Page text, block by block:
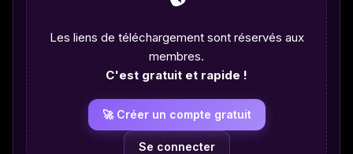
Les liens de téléchargement sont réservés aux
membres.
C'est gratuit et rapide !
🚀 Créer un compte gratuit
Se connecter